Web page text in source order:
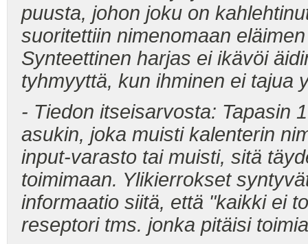
puusta, johon joku on
suoritettiin nimenomaan
Synteettinen harjas ei ikävöi
tyhmyyttä, kun ihminen ei tajua
- Tiedon itseisarvosta: Tapasin
asukin, joka muisti kalenterin
input-varasto tai muisti, sitä
toimimaan. Ylikierrokset
informaatio siitä, että "kaikki ei
reseptori tms. jonka pitäisi